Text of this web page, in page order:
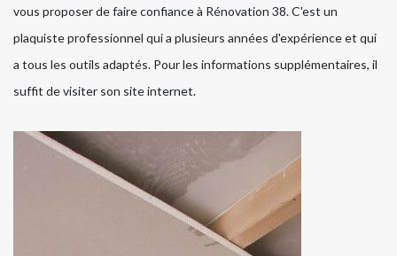
vous proposer de faire confiance à Rénovation 38. C'est un
plaquiste professionnel qui a plusieurs années d'expérience et qui
a tous les outils adaptés. Pour les informations supplémentaires, il
suffit de visiter son site internet.